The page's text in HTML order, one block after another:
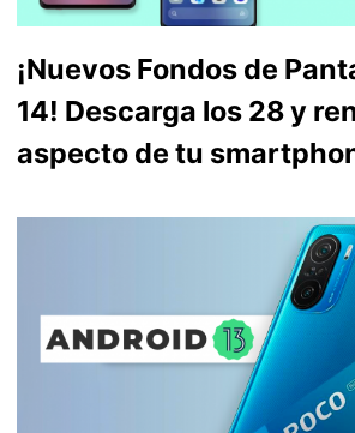
¡Nuevos Fondos de
14! Descarga los 28 y
aspecto de tu